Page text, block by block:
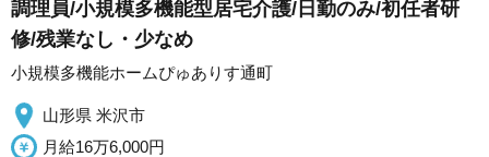
調理員/小規模多機能型居宅介護/日勤のみ/初任者研
修/残業なし・少なめ
小規模多機能ホームぴゅありす通町
山形県 米沢市
月給16万6,000円